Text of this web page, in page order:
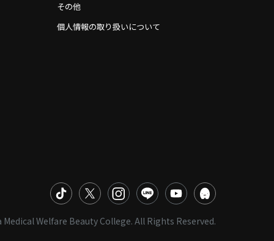
その他
個人情報の取り扱いについて
Welfare Beauty College. All Rights Reserved.